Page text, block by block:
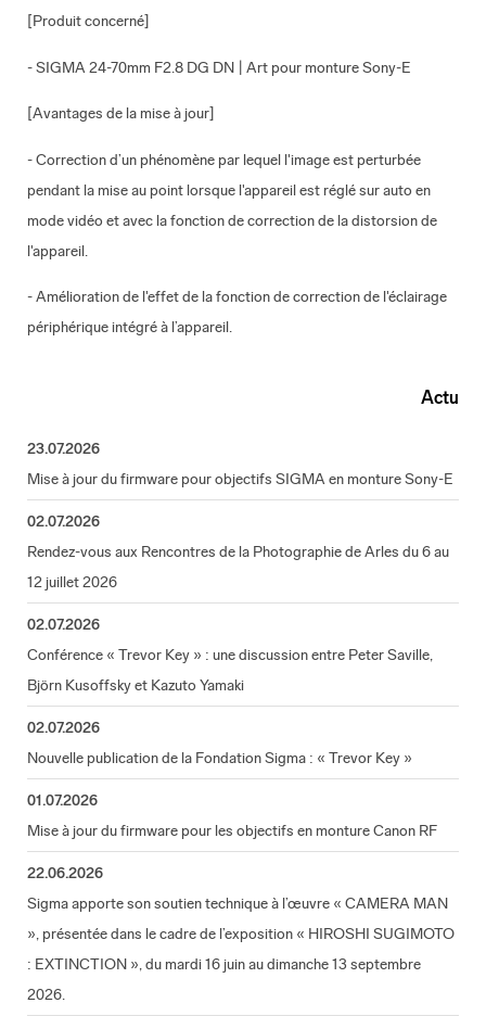
[Produit concerné]
- SIGMA 24-70mm F2.8 DG DN | Art pour monture Sony-E
[Avantages de la mise à jour]
- Correction d’un phénomène par lequel l'image est perturbée
pendant la mise au point lorsque l'appareil est réglé sur auto en
mode vidéo et avec la fonction de correction de la distorsion de
l'appareil.
- Amélioration de l'effet de la fonction de correction de l'éclairage
périphérique intégré à l’appareil.
Actu
23.07.2026
Mise à jour du firmware pour objectifs SIGMA en monture Sony-E
02.07.2026
Rendez-vous aux Rencontres de la Photographie de Arles du 6 au
12 juillet 2026
02.07.2026
Conférence « Trevor Key » : une discussion entre Peter Saville,
Björn Kusoffsky et Kazuto Yamaki
02.07.2026
Nouvelle publication de la Fondation Sigma : « Trevor Key »
01.07.2026
Mise à jour du firmware pour les objectifs en monture Canon RF
22.06.2026
Sigma apporte son soutien technique à l’œuvre « CAMERA MAN
», présentée dans le cadre de l’exposition « HIROSHI SUGIMOTO
: EXTINCTION », du mardi 16 juin au dimanche 13 septembre
2026.